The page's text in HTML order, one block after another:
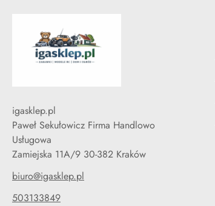
igasklep.pl
Paweł Sekułowicz Firma Handlowo
Usługowa
Zamiejska 11A/9 30-382 Kraków
biuro@igasklep.pl
503133849